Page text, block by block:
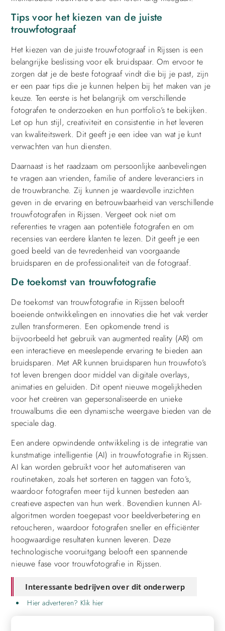
Tips voor het kiezen van de juiste
trouwfotograaf
Het kiezen van de juiste trouwfotograaf in Rijssen is een
belangrijke beslissing voor elk bruidspaar. Om ervoor te
zorgen dat je de beste fotograaf vindt die bij je past, zijn
er een paar tips die je kunnen helpen bij het maken van je
keuze. Ten eerste is het belangrijk om verschillende
fotografen te onderzoeken en hun portfolio’s te bekijken.
Let op hun stijl, creativiteit en consistentie in het leveren
van kwaliteitswerk. Dit geeft je een idee van wat je kunt
verwachten van hun diensten.
Daarnaast is het raadzaam om persoonlijke aanbevelingen
te vragen aan vrienden, familie of andere leveranciers in
de trouwbranche. Zij kunnen je waardevolle inzichten
geven in de ervaring en betrouwbaarheid van verschillende
trouwfotografen in Rijssen. Vergeet ook niet om
referenties te vragen aan potentiële fotografen en om
recensies van eerdere klanten te lezen. Dit geeft je een
goed beeld van de tevredenheid van voorgaande
bruidsparen en de professionaliteit van de fotograaf.
De toekomst van trouwfotografie
De toekomst van trouwfotografie in Rijssen belooft
boeiende ontwikkelingen en innovaties die het vak verder
zullen transformeren. Een opkomende trend is
bijvoorbeeld het gebruik van augmented reality (AR) om
een interactieve en meeslepende ervaring te bieden aan
bruidsparen. Met AR kunnen bruidsparen hun trouwfoto’s
tot leven brengen door middel van digitale overlays,
animaties en geluiden. Dit opent nieuwe mogelijkheden
voor het creëren van gepersonaliseerde en unieke
trouwalbums die een dynamische weergave bieden van de
speciale dag.
Een andere opwindende ontwikkeling is de integratie van
kunstmatige intelligentie (AI) in trouwfotografie in Rijssen.
AI kan worden gebruikt voor het automatiseren van
routinetaken, zoals het sorteren en taggen van foto’s,
waardoor fotografen meer tijd kunnen besteden aan
creatieve aspecten van hun werk. Bovendien kunnen AI-
algoritmen worden toegepast voor beeldverbetering en
retoucheren, waardoor fotografen sneller en efficiënter
hoogwaardige resultaten kunnen leveren. Deze
technologische vooruitgang belooft een spannende
nieuwe fase voor trouwfotografie in Rijssen.
Interessante bedrijven over dit onderwerp
Hier adverteren? Klik hier